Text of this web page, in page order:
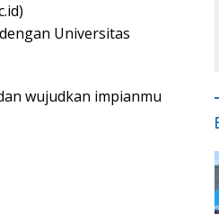
Universitas
wujudkan impianmu